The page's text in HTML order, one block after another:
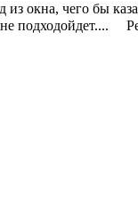
окна, чего бы
подходойдет.... ⠀